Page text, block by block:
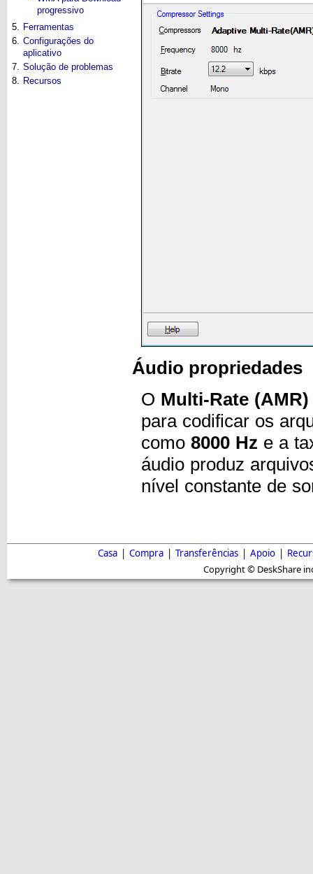
progressivo
5. Ferramentas
6. Configurações do
aplicativo
7. Solução de problemas
8. Recursos
Áudio propriedades
O Multi-Rate
para codificar os
como 8000 Hz e a
áudio produz
nível constante de
Casa | Compra | Transferências | Apoio |
Copyright © DeskShare